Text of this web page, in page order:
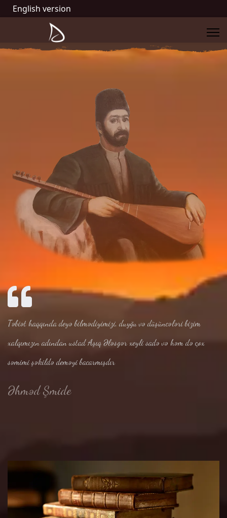
English version
Təbiət haqqında deyə bilmədiyimizi, duyğu və düşüncələri bizim
xalqımızın adından ustad Aşıq Ələsgər xeyli sadə və həm də çox
səmimi şəkildə deməyi bacarmışdır
Əhməd Şmide